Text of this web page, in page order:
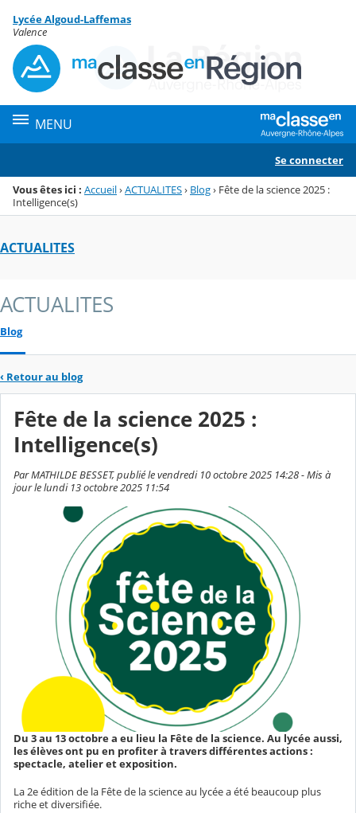
Menu de la rubrique
Contenu
Lycée Algoud-Laffemas
Valence
MENU
Se connecter
Vous êtes ici : Accueil›ACTUALITES› Blog› Fête de la science 2025 :
Intelligence(s)
ACTUALITES
ACTUALITES
Blog
‹ Retour au blog
Fête de la science 2025 :
Intelligence(s)
Par MATHILDE BESSET, publié le vendredi 10 octobre 2025 14:28 - Mis à
jour le lundi 13 octobre 2025 11:54
Du 3 au 13 octobre a eu lieu la Fête de la science. Au lycée aussi,
les élèves ont pu en profiter à travers différentes actions :
spectacle, atelier et exposition.
La 2e édition de la Fête de la science au lycée a été beaucoup plus
riche et diversifiée.